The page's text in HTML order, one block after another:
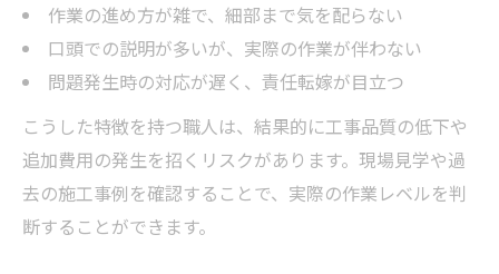
職人の実践力が現場成果を左右する要因解
説
口だけ職人と実践力重視の評価軸の違い
工事現場で実力が試される瞬間とその背景
実践力が評価される工事の現実的な事例紹
介
作業の進め方が雑で、細部まで気を配らない
口頭での説明が多いが、実際の作業が伴わない
問題発生時の対応が遅く、責任転嫁が目立つ
こうした特徴を持つ職人は、結果的に工事品質の低下や
追加費用の発生を招くリスクがあります。現場見学や過
去の施工事例を確認することで、実際の作業レベルを判
断することができます。